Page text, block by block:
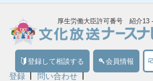
厚生労働大臣許可番号 紹介13
登録して相談する 会員情報
登録
問い合わせ